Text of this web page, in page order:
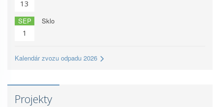
13
SEP
1
Sklo
Kalendár zvozu odpadu 2026
Projekty